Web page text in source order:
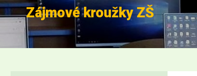
Zájmové kroužky ZŠ